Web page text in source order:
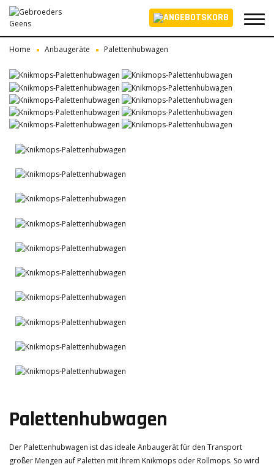
Home Anbaugeräte Palettenhubwagen
Palettenhubwagen
Der Palettenhubwagen ist das ideale Anbaugerät für den Transport
großer Mengen auf Paletten mit Ihrem Knikmops oder Rollmops. So wird